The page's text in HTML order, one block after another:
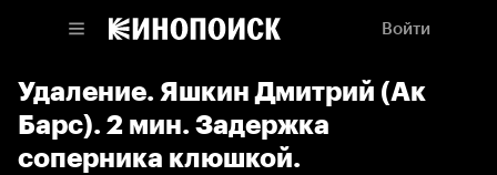
Войти
Удаление. Яшкин Дмитрий (Ак
Барс). 2 мин. Задержка
соперника клюшкой.